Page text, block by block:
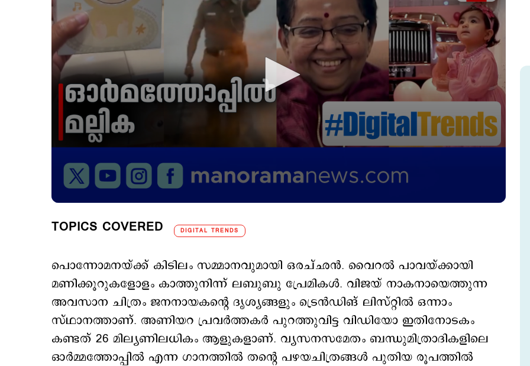
TOPICS COVERED DIGITAL TRENDS
പൊന്നോമനയ്ക്ക് കിടിലം സമ്മാനവുമായി ഒരച്ഛന്‍. വൈറല്‍ പാവയ്ക്കായി
മണിക്കൂറുകളോളം കാത്തുനിന്ന് ലബുബു പ്രേമികള്‍. വിജയ് നാകനായെത്തുന്ന
അവസാന ചിത്രം ജനനായകന്‍റെ ദൃശ്യങ്ങളും ട്രെന്‍ഡിങ് ലിസ്റ്റില്‍ ഒന്നാം
സ്ഥാനത്താണ്. അണിയറ പ്രവര്‍ത്തകര്‍ പുറത്തുവിട്ട വിഡിയോ ഇതിനോടകം
കണ്ടത് 26 മില്യണിലധികം ആളുകളാണ്. വ്യസനസമേതം ബന്ധുമിത്രാദികളിലെ
ഓര്‍മ്മത്തോപ്പില്‍ എന്ന ഗാനത്തില്‍ തന്‍റെ പഴയചിത്രങ്ങള്‍ പുതിയ രൂപത്തില്‍